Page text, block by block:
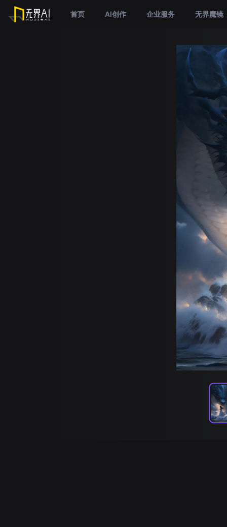
首页 AI创作 企业服务 无界魔镜